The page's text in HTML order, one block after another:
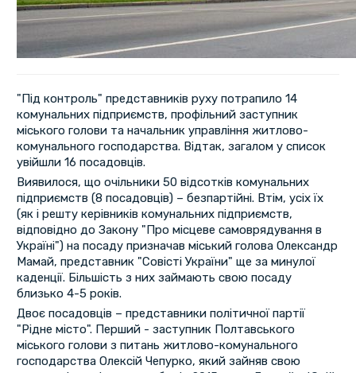
"Під контроль" представників руху потрапило 14
комунальних підприємств, профільний заступник
міського голови та начальник управління житлово-
комунального господарства. Відтак, загалом у список
увійшли 16 посадовців.
Виявилося, що очільники 50 відсотків комунальних
підприємств (8 посадовців) – безпартійні. Втім, усіх їх
(як і решту керівників комунальних підприємств,
відповідно до Закону "Про місцеве самоврядування в
Україні") на посаду призначав міський голова Олександр
Мамай, представник "Совісті України" ще за минулої
каденції. Більшість з них займають свою посаду
близько 4-5 років.
Двоє посадовців – представники політичної партії
"Рідне місто". Перший - заступник Полтавського
міського голови з питань житлово-комунального
господарства Олексій Чепурко, який зайняв свою